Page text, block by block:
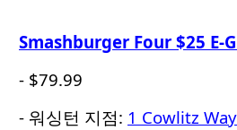
Smashburger Four $25 E-
- $79.99
- 워싱턴 지점: 1 Cowlitz